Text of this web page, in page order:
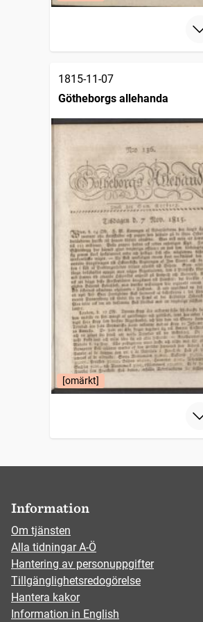
1815-11-07
Götheborgs allehanda
[omärkt]
Information
Om tjänsten
Alla tidningar A-Ö
Hantering av personuppgifter
Tillgänglighetsredogörelse
Hantera kakor
Information in English